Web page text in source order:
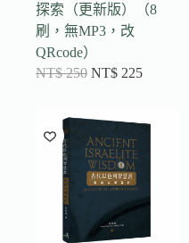
探索（更新版）（8
刷，無MP3，改
QRcode）
NT$250 NT$ 225